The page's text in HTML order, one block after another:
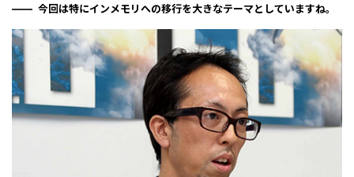
今回は特にインメモリへの移行を大きなテーマとしていますね。